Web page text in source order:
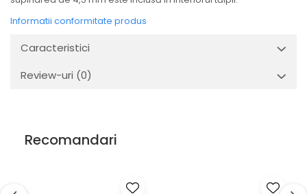
Informatii conformitate produs
Caracteristici
Review-uri (0)
Recomandari